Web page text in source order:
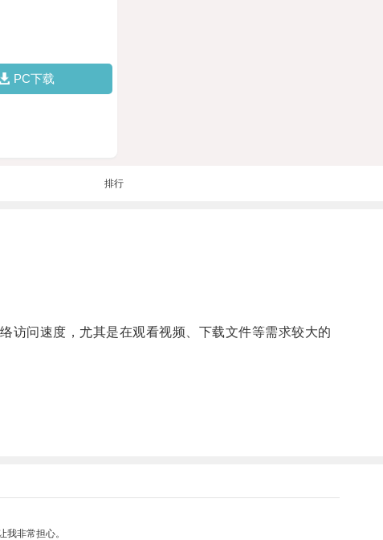
PC下载
排行
问速度，尤其是在观看视频、下载文件等需求较大的
非常担心。